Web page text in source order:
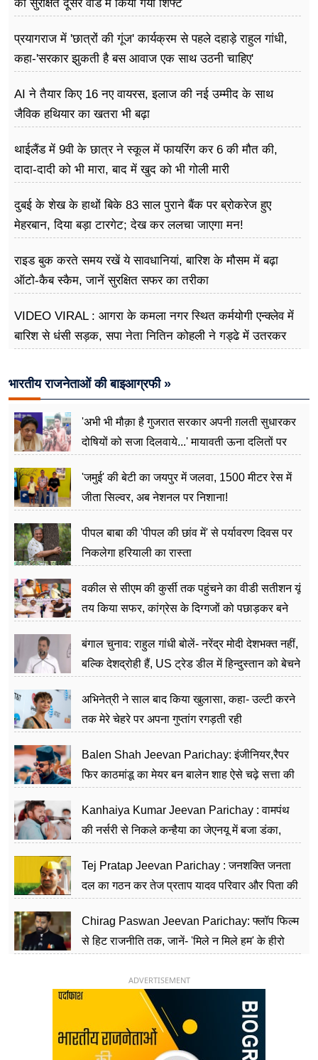
को सुरक्षित दूसरे वार्ड में किया गया शिफ्ट
प्रयागराज में 'छात्रों की गूंज' कार्यक्रम से पहले दहाड़े राहुल गांधी,
कहा-'सरकार झुकती है बस आवाज एक साथ उठनी चाहिए'
AI ने तैयार किए 16 नए वायरस, इलाज की नई उम्मीद के साथ
जैविक हथियार का खतरा भी बढ़ा
थाईलैंड में 9वी के छात्र ने स्कूल में फायरिंग कर 6 की मौत की,
दादा-दादी को भी मारा, बाद में खुद को भी गोली मारी
दुबई के शेख के हाथों बिके 83 साल पुराने बैंक पर ब्रोकरेज हुए
मेहरबान, दिया बड़ा टारगेट; देख कर ललचा जाएगा मन!
राइड बुक करते समय रखें ये सावधानियां, बारिश के मौसम में बढ़ा
ऑटो-कैब स्कैम, जानें सुरक्षित सफर का तरीका
VIDEO VIRAL : आगरा के कमला नगर स्थित कर्मयोगी एन्क्लेव में
बारिश से धंसी सड़क, सपा नेता नितिन कोहली ने गड्ढे में उतरकर
भारतीय राजनेताओं की बाइआग्रफी »
'अभी भी मौक़ा है गुजरात सरकार अपनी ग़लती सुधारकर
दोषियों को सजा दिलवाये...' मायावती ऊना दलितों पर
'जमुई' की बेटी का जयपुर में जलवा, 1500 मीटर रेस में
जीता सिल्वर, अब नेशनल पर निशाना!
पीपल बाबा की 'पीपल की छांव में' से पर्यावरण दिवस पर
निकलेगा हरियाली का रास्ता
वकील से सीएम की कुर्सी तक पहुंचने का वीडी सतीशन यूं
तय किया सफर, कांग्रेस के दिग्गजों को पछाड़कर बने
बंगाल चुनाव: राहुल गांधी बोलें- नरेंद्र मोदी देशभक्त नहीं,
बल्कि देशद्रोही हैं, US ट्रेड डील में हिन्दुस्तान को बेचने
अभिनेत्री ने साल बाद किया खुलासा, कहा- उल्टी करने
तक मेरे चेहरे पर अपना गुप्तांग रगड़ती रही
Balen Shah Jeevan Parichay: इंजीनियर,रैपर
फिर काठमांडू का मेयर बन बालेन शाह ऐसे चढ़े सत्ता की
Kanhaiya Kumar Jeevan Parichay : वामपंथ
की नर्सरी से निकले कन्हैया का जेएनयू में बजा डंका,
Tej Pratap Jeevan Parichay : जनशक्ति जनता
दल का गठन कर तेज प्रताप यादव परिवार और पिता की
Chirag Paswan Jeevan Parichay: फ्लॉप फिल्म
से हिट राजनीति तक, जानें- 'मिले न मिले हम' के हीरो
ADVERTISEMENT